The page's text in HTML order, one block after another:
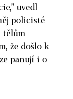
uvedl
policisté
tělům
že došlo k
panují i o